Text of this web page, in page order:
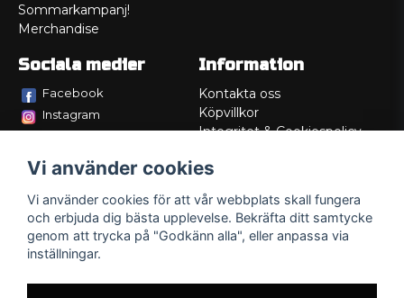
Sommarkampanj!
Merchandise
Sociala medier
Facebook
Instagram
Information
Kontakta oss
Köpvillkor
Integritet & Cookiespolicy
Service/Garanti
Lådritning
Om oss
Vi använder cookies
Vi använder cookies för att vår webbplats skall fungera
och erbjuda dig bästa upplevelse. Bekräfta ditt samtycke
genom att trycka på "Godkänn alla", eller anpassa via
inställningar.